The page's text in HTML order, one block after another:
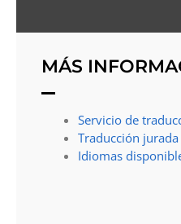
MÁS
Servicio de
Traducción
Idiomas